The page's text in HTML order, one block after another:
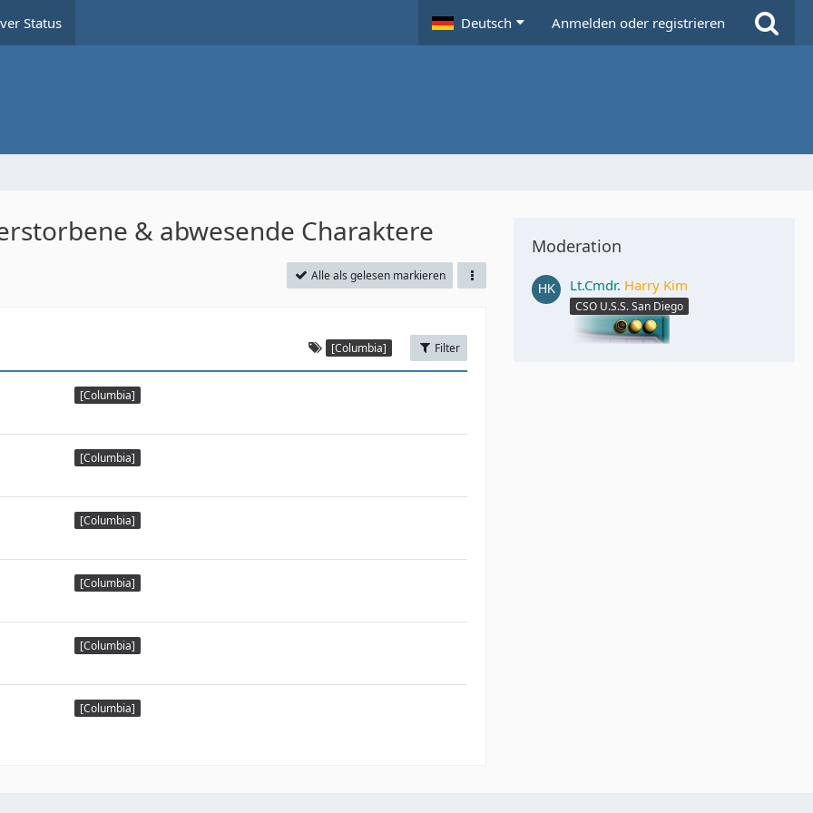
Status Deutsch Anmelden oder registrieren
& abwesende Charaktere
Alle als gelesen markieren
[Columbia] Filter
[Columbia]
[Columbia]
[Columbia]
[Columbia]
[Columbia]
[Columbia]
Moderation
Lt.Cmdr. Harry Kim
CSO U.S.S. San Diego